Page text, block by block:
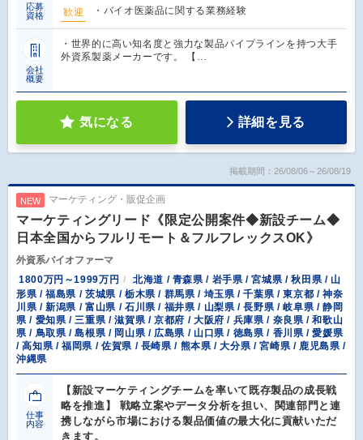
応募
資格
歓迎
・バイオ医薬品に関する業務経験
会社
概要
・世界的に高い知名度と強力な製品パイプラインを持つ大手
外資系製薬メーカーです。 【…
気になる 詳細を見る
掲載期間：26/08/06～26/08/19
NEW マーケティング・販促企画
マーケティングリード《限定公開案件◆新設チーム◆
日本全国からフルリモート＆フルフレックスOK》
外資系バイオファーマ
1800万円～1999万円
北海道 / 青森県 / 岩手県 / 宮城県 / 秋田県 / 山
形県 / 福島県 / 茨城県 / 栃木県 / 群馬県 / 埼玉県 / 千葉県 / 東京都 / 神奈
川県 / 新潟県 / 富山県 / 石川県 / 福井県 / 山梨県 / 長野県 / 岐阜県 / 静岡
県 / 愛知県 / 三重県 / 滋賀県 / 京都府 / 大阪府 / 兵庫県 / 奈良県 / 和歌山
県 / 鳥取県 / 島根県 / 岡山県 / 広島県 / 山口県 / 徳島県 / 香川県 / 愛媛県
/ 高知県 / 福岡県 / 佐賀県 / 長崎県 / 熊本県 / 大分県 / 宮崎県 / 鹿児島県 /
沖縄県
仕事
内容
【新設マーケティングチームを率いて既存製品の成長戦
略を推進】 戦略立案やデータ分析を担い、関連部門と連
携しながら市場における製品価値の最大化に貢献いただ
きます。